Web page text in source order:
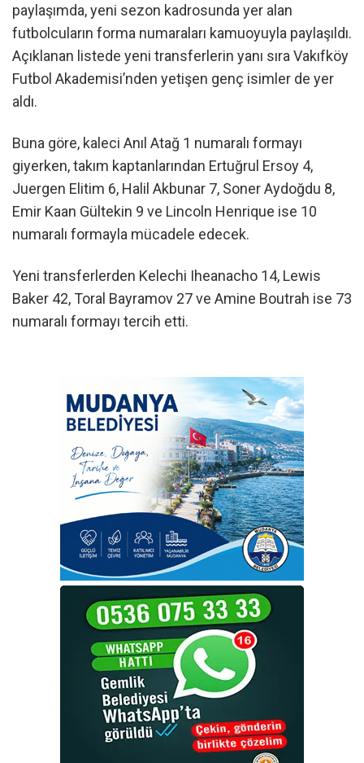
paylaşımda, yeni sezon kadrosunda yer alan
futbolcuların forma numaraları kamuoyuyla paylaşıldı.
Açıklanan listede yeni transferlerin yanı sıra Vakıfköy
Futbol Akademisi’nden yetişen genç isimler de yer
aldı.
Buna göre, kaleci Anıl Atağ 1 numaralı formayı
giyerken, takım kaptanlarından Ertuğrul Ersoy 4,
Juergen Elitim 6, Halil Akbunar 7, Soner Aydoğdu 8,
Emir Kaan Gültekin 9 ve Lincoln Henrique ise 10
numaralı formayla mücadele edecek.
Yeni transferlerden Kelechi Iheanacho 14, Lewis
Baker 42, Toral Bayramov 27 ve Amine Boutrah ise 73
numaralı formayı tercih etti.